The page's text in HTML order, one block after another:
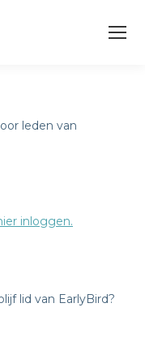
leden van
inloggen.
lid van EarlyBird?